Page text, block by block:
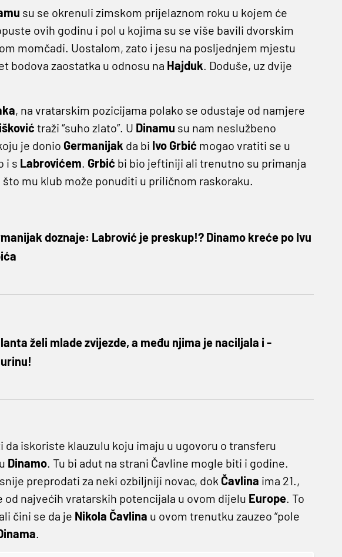
su se okrenuli zimskom prijelaznom roku u kojem će
ovih godinu i pol u kojima su se više bavili dvorskim
momčadi. Uostalom, zato i jesu na posljednjem mjestu
bodova zaostatka u odnosu na Hajduk. Doduše, uz dvije
, na vratarskim pozicijama polako se odustaje od namjere
traži “suho zlato”. U Dinamu su nam neslužbeno
je donio Germanijak da bi Ivo Grbić mogao vratiti se u
i s Labrovićem. Grbić bi bio jeftiniji ali trenutno su primanja
što mu klub može ponuditi u priličnom raskoraku.
doznaje: Labrović je preskup!? Dinamo kreće po Ivu
želi mlade zvijezde, a među njima je naciljala i -
da iskoriste klauzulu koju imaju u ugovoru o transferu
Dinamo. Tu bi adut na strani Čavline mogle biti i godine.
preprodati za neki ozbiljniji novac, dok Čavlina ima 21.,
od najvećih vratarskih potencijala u ovom dijelu Europe. To
čini se da je Nikola Čavlina u ovom trenutku zauzeo “pole
.